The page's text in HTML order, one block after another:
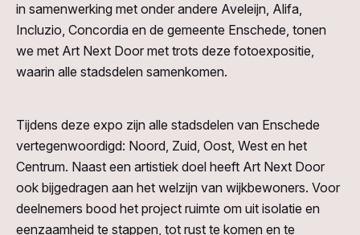
in samenwerking met onder andere Aveleijn, Alifa,
Incluzio, Concordia en de gemeente Enschede, tonen
we met Art Next Door met trots deze fotoexpositie,
waarin alle stadsdelen samenkomen.
Tijdens deze expo zijn alle stadsdelen van Enschede
vertegenwoordigd: Noord, Zuid, Oost, West en het
Centrum. Naast een artistiek doel heeft Art Next Door
ook bijgedragen aan het welzijn van wijkbewoners. Voor
deelnemers bood het project ruimte om uit isolatie en
eenzaamheid te stappen, tot rust te komen en te